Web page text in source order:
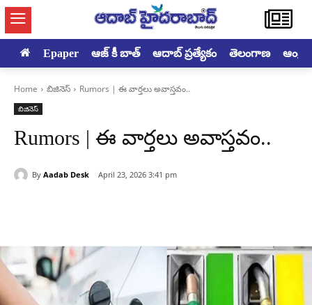
Epaper ఆజ్ కీ బాత్ ఆదాబ్ ప్రత్యేకం తెలంగాణ
Home బిజినెస్ Rumors | ఈ వార్తలు అవాస్తవం..
బిజినెస్
Rumors | ఈ వార్తలు అవాస్తవం..
By Aadab Desk April 23, 2026 3:41 pm